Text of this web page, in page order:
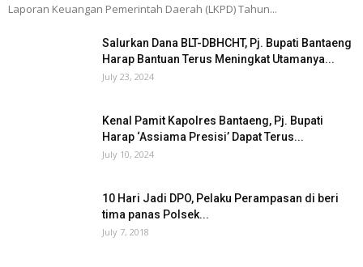
Laporan Keuangan Pemerintah Daerah (LKPD) Tahun...
Salurkan Dana BLT-DBHCHT, Pj. Bupati Bantaeng
Harap Bantuan Terus Meningkat Utamanya...
July 23, 2024
Kenal Pamit Kapolres Bantaeng, Pj. Bupati
Harap ‘Assiama Presisi’ Dapat Terus...
July 10, 2024
10 Hari Jadi DPO, Pelaku Perampasan di beri
tima panas Polsek...
July 7, 2018